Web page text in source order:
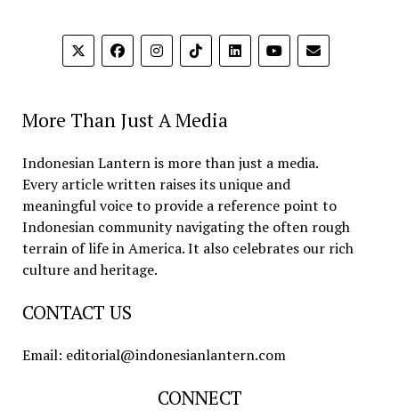
More Than Just A Media
Indonesian Lantern is more than just a media.
Every article written raises its unique and
meaningful voice to provide a reference point to
Indonesian community navigating the often rough
terrain of life in America. It also celebrates our rich
culture and heritage.
CONTACT US
Email: editorial@indonesianlantern.com
CONNECT